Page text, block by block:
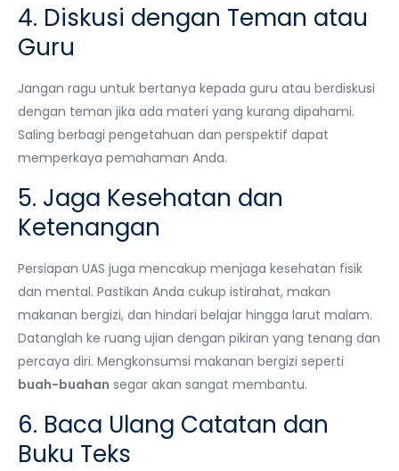
4. Diskusi dengan Teman atau
Guru
Jangan ragu untuk bertanya kepada guru atau berdiskusi
dengan teman jika ada materi yang kurang dipahami.
Saling berbagi pengetahuan dan perspektif dapat
memperkaya pemahaman Anda.
5. Jaga Kesehatan dan
Ketenangan
Persiapan UAS juga mencakup menjaga kesehatan fisik
dan mental. Pastikan Anda cukup istirahat, makan
makanan bergizi, dan hindari belajar hingga larut malam.
Datanglah ke ruang ujian dengan pikiran yang tenang dan
percaya diri. Mengkonsumsi makanan bergizi seperti
buah-buahan segar akan sangat membantu.
6. Baca Ulang Catatan dan
Buku Teks